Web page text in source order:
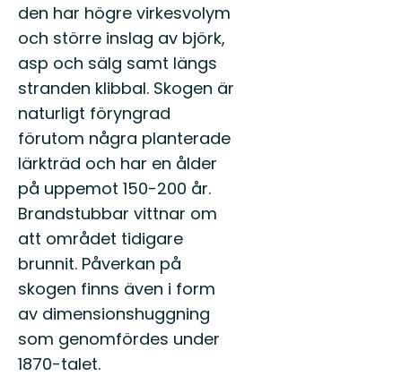
den har högre virkesvolym
och större inslag av björk,
asp och sälg samt längs
stranden klibbal. Skogen är
naturligt föryngrad
förutom några planterade
lärkträd och har en ålder
på uppemot 150-200 år.
Brandstubbar vittnar om
att området tidigare
brunnit. Påverkan på
skogen finns även i form
av dimensionshuggning
som genomfördes under
1870-talet.